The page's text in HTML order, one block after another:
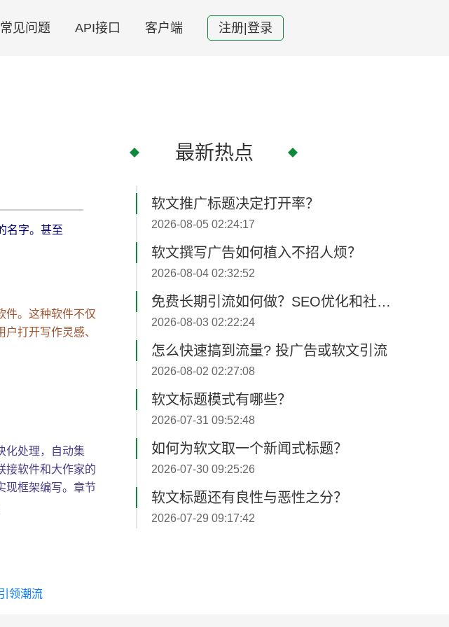
常见问题 API接口 客户端 注册|登录
名字。甚至
件。这种软件不仅
打开写作灵感、
化处理，自动集
接软件和大作家的
现框架编写。章节
领潮流
最新热点
软文推广标题决定打开率？
2026-08-05 02:24:17
软文撰写广告如何植入不招人烦？
2026-08-04 02:32:52
免费长期引流如何做？SEO优化和社媒内容‌更新
2026-08-03 02:22:24
怎么快速搞到流量? 投广告或软文引流
2026-08-02 02:27:08
软文标题模式有哪些？
2026-07-31 09:52:48
如何为软文取一个新闻式标题？
2026-07-30 09:25:26
软文标题还有良性与恶性之分？
2026-07-29 09:17:42